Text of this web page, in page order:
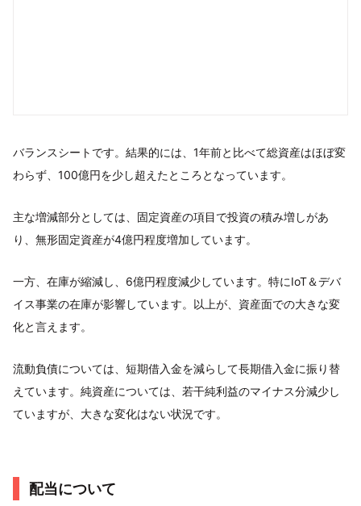
バランスシートです。結果的には、1年前と比べて総資産はほぼ変
わらず、100億円を少し超えたところとなっています。
主な増減部分としては、固定資産の項目で投資の積み増しがあ
り、無形固定資産が4億円程度増加しています。
一方、在庫が縮減し、6億円程度減少しています。特にIoT＆デバ
イス事業の在庫が影響しています。以上が、資産面での大きな変
化と言えます。
流動負債については、短期借入金を減らして長期借入金に振り替
えています。純資産については、若干純利益のマイナス分減少し
ていますが、大きな変化はない状況です。
配当について